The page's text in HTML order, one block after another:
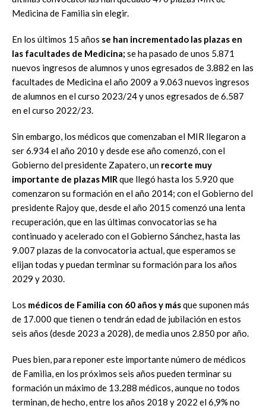
Medicina de Familia sin elegir.
En los últimos 15 años se han incrementado las plazas en
las facultades de Medicina; se ha pasado de unos 5.871
nuevos ingresos de alumnos y unos egresados de 3.882 en las
facultades de Medicina el año 2009 a 9.063 nuevos ingresos
de alumnos en el curso 2023/24 y unos egresados de 6.587
en el curso 2022/23.
Sin embargo, los médicos que comenzaban el MIR llegaron a
ser 6.934 el año 2010 y desde ese año comenzó, con el
Gobierno del presidente Zapatero, un recorte muy
importante de plazas MIRque llegó hasta los 5.920 que
comenzaron su formación en el año 2014; con el Gobierno del
presidente Rajoy que, desde el año 2015 comenzó una lenta
recuperación, que en las últimas convocatorias se ha
continuado y acelerado con el Gobierno Sánchez, hasta las
9.007 plazas de la convocatoria actual, que esperamos se
elijan todas y puedan terminar su formación para los años
2029 y 2030.
Los médicos de Familia con 60 años y másque suponen más
de 17.000 que tienen o tendrán edad de jubilación en estos
seis años (desde 2023 a 2028), de media unos 2.850 por año.
Pues bien, para reponer este importante número de médicos
de Familia, en los próximos seis años pueden terminar su
formación un máximo de 13.288 médicos, aunque no todos
terminan, de hecho, entre los años 2018 y 2022 el 6,9% no